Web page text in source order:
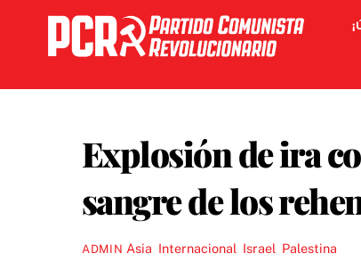
content
Explosión de ira
sangre de los
ADMIN Asia Internacional Israel Palestina